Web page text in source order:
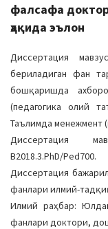
фалсафа
ҳақида эълон
Диссертация
бериладиган фан
бошқаришда
(педагогика олий
Таълимда менежмент
Диссертация
В2018.3.PhD/Ped700.
Диссертация
фанлари илмий-
Илмий раҳбар:
фанлари доктори,